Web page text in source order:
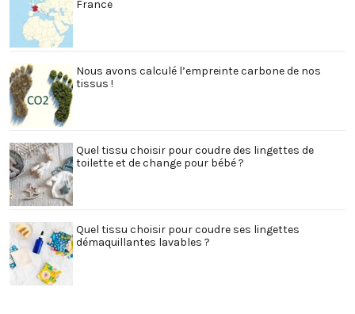
France
Nous avons calculé l’empreinte carbone de nos
tissus !
Quel tissu choisir pour coudre des lingettes de
toilette et de change pour bébé ?
Quel tissu choisir pour coudre ses lingettes
démaquillantes lavables ?